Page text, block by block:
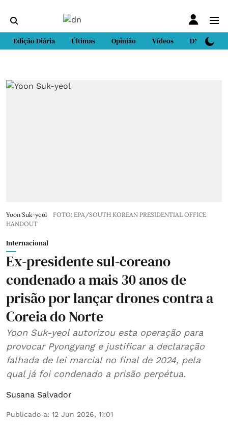
Edição Diária Últimas Opinião Vídeos DN Sport
Yoon Suk-yeol
FOTO: EPA/SOUTH KOREAN PRESIDENTIAL OFFICE
HANDOUT
Internacional
Ex-presidente sul-coreano
condenado a mais 30 anos de
prisão por lançar drones contra a
Coreia do Norte
Yoon Suk-yeol autorizou esta operação para
provocar Pyongyang e justificar a declaração
falhada de lei marcial no final de 2024, pela
qual já foi condenado a prisão perpétua.
Susana Salvador
Publicado a: 12 Jun 2026, 11:01